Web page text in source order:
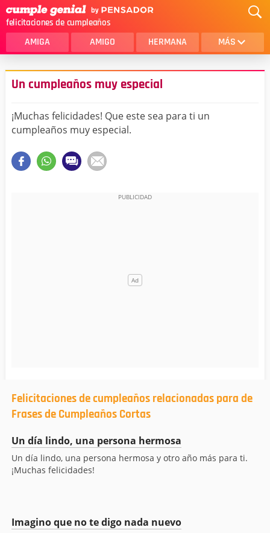
felicitaciones de cumpleaños
AMIGA AMIGO HERMANA MÁS
MAMA
AMOR
SOBRINA
HIJA
NOVIA
Un cumpleaños muy especial
¡Muchas felicidades! Que este sea para ti un
cumpleaños muy especial.
Felicitaciones de cumpleaños relacionadas para de
Frases de Cumpleaños Cortas
Un día lindo, una persona hermosa
Un día lindo, una persona hermosa y otro año más para ti.
¡Muchas felicidades!
Imagino que no te digo nada nuevo